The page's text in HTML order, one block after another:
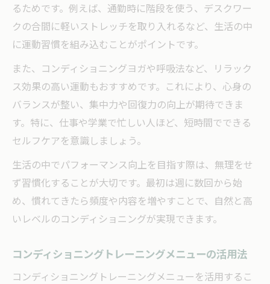
るためです。例えば、通勤時に階段を使う、デスクワー
クの合間に軽いストレッチを取り入れるなど、生活の中
に運動習慣を組み込むことがポイントです。
また、コンディショニングヨガや呼吸法など、リラック
ス効果の高い運動もおすすめです。これにより、心身の
バランスが整い、集中力や回復力の向上が期待できま
す。特に、仕事や学業で忙しい人ほど、短時間でできる
セルフケアを意識しましょう。
生活の中でパフォーマンス向上を目指す際は、無理をせ
ず習慣化することが大切です。最初は週に数回から始
め、慣れてきたら頻度や内容を増やすことで、自然と高
いレベルのコンディショニングが実現できます。
コンディショニングトレーニングメニューの活用法
コンディショニングトレーニングメニューを活用するこ